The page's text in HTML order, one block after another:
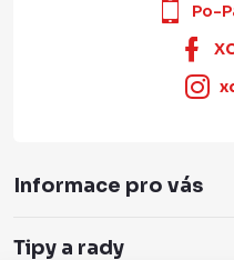
Po-
Informace pro vás
Tipy a rady